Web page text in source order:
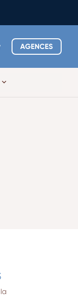
AGENCES